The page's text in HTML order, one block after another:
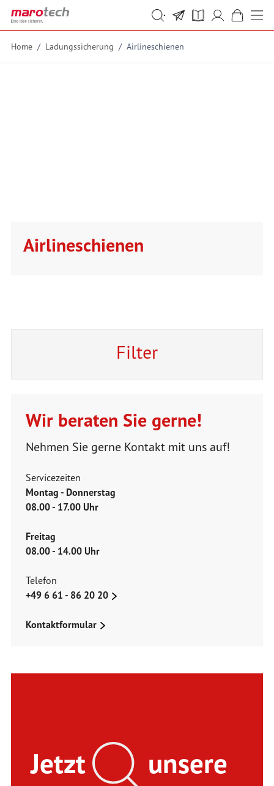
Skip to Content
Suche
Suche
Home / Ladungssicherung / Airlineschienen
Airlineschienen
Filter
Wir beraten Sie gerne!
Nehmen Sie gerne Kontakt mit uns auf!
Servicezeiten
Montag - Donnerstag
08.00 - 17.00 Uhr
Freitag
08.00 - 14.00 Uhr
Telefon
+49 6 61 - 86 20 20
Kontaktformular
Jetzt
unsere